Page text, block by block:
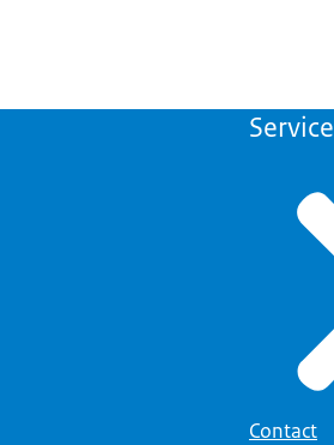
Service
Contact